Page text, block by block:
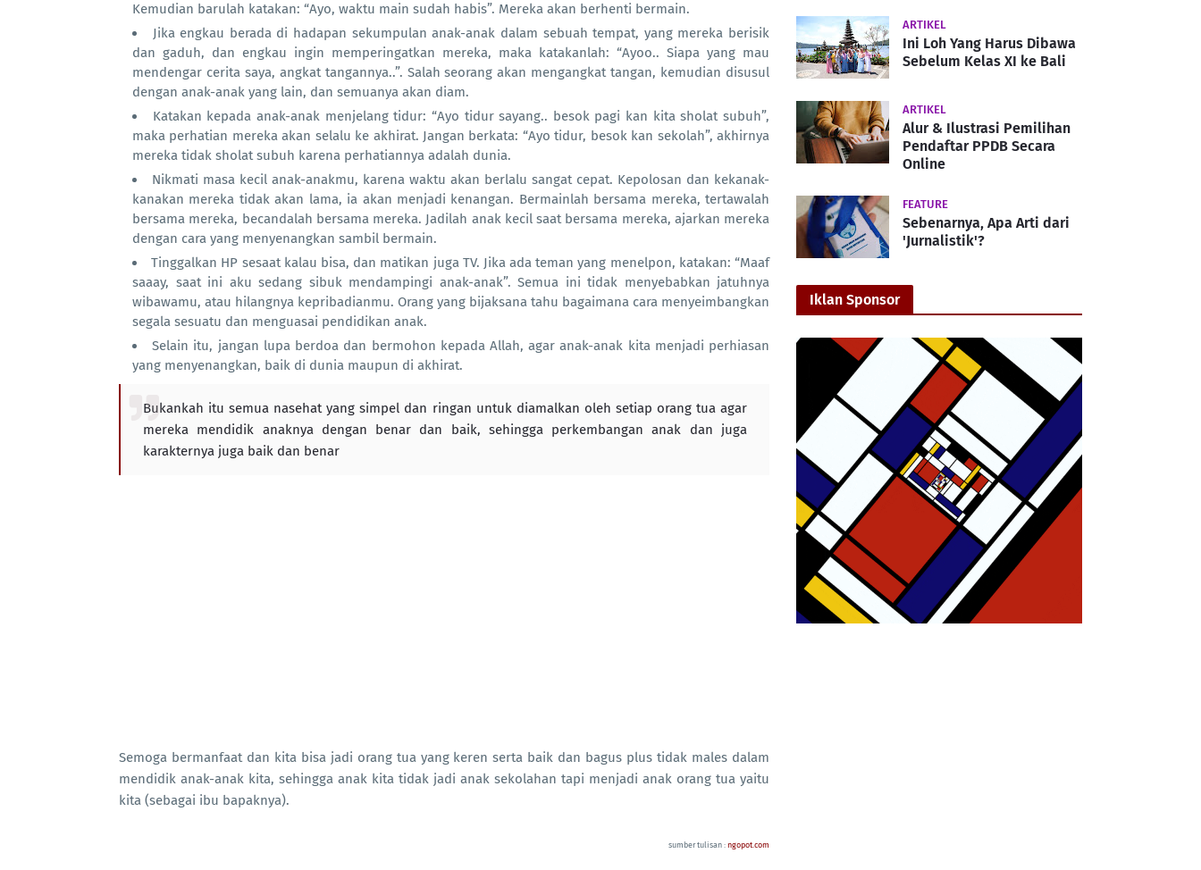
Kemudian barulah katakan: “Ayo, waktu main sudah habis”. Mereka akan berhenti bermain.
Jika engkau berada di hadapan sekumpulan anak-anak dalam sebuah tempat, yang mereka berisik
dan gaduh, dan engkau ingin memperingatkan mereka, maka katakanlah: “Ayoo.. Siapa yang mau
mendengar cerita saya, angkat tangannya..”. Salah seorang akan mengangkat tangan, kemudian disusul
dengan anak-anak yang lain, dan semuanya akan diam.
Katakan kepada anak-anak menjelang tidur: “Ayo tidur sayang.. besok pagi kan kita sholat subuh”,
maka perhatian mereka akan selalu ke akhirat. Jangan berkata: “Ayo tidur, besok kan sekolah”, akhirnya
mereka tidak sholat subuh karena perhatiannya adalah dunia.
Nikmati masa kecil anak-anakmu, karena waktu akan berlalu sangat cepat. Kepolosan dan kekanak-
kanakan mereka tidak akan lama, ia akan menjadi kenangan. Bermainlah bersama mereka, tertawalah
bersama mereka, becandalah bersama mereka. Jadilah anak kecil saat bersama mereka, ajarkan mereka
dengan cara yang menyenangkan sambil bermain.
Tinggalkan HP sesaat kalau bisa, dan matikan juga TV. Jika ada teman yang menelpon, katakan: “Maaf
saaay, saat ini aku sedang sibuk mendampingi anak-anak”. Semua ini tidak menyebabkan jatuhnya
wibawamu, atau hilangnya kepribadianmu. Orang yang bijaksana tahu bagaimana cara menyeimbangkan
segala sesuatu dan menguasai pendidikan anak.
Selain itu, jangan lupa berdoa dan bermohon kepada Allah, agar anak-anak kita menjadi perhiasan
yang menyenangkan, baik di dunia maupun di akhirat.
Bukankah itu semua nasehat yang simpel dan ringan untuk diamalkan oleh setiap orang tua agar
mereka mendidik anaknya dengan benar dan baik, sehingga perkembangan anak dan juga
karakternya juga baik dan benar
Semoga bermanfaat dan kita bisa jadi orang tua yang keren serta baik dan bagus plus tidak males dalam
mendidik anak-anak kita, sehingga anak kita tidak jadi anak sekolahan tapi menjadi anak orang tua yaitu
kita (sebagai ibu bapaknya).
sumber tulisan : ngopot.com
ARTIKEL
Ini Loh Yang Harus Dibawa
Sebelum Kelas XI ke Bali
ARTIKEL
Alur & Ilustrasi Pemilihan
Pendaftar PPDB Secara
Online
FEATURE
Sebenarnya, Apa Arti dari
'Jurnalistik'?
Iklan Sponsor